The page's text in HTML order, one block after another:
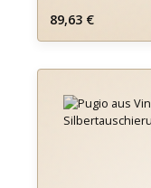
Regulärer Preis:
89,63 €